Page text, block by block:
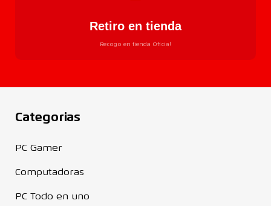
Retiro en tienda
Recogo en tienda Oficial
Categorias
PC Gamer
Computadoras
PC Todo en uno